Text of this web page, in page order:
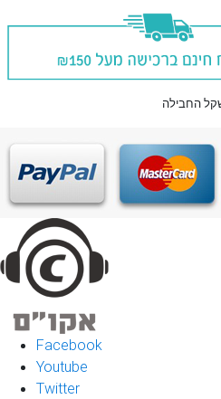
Facebook
Youtube
Twitter